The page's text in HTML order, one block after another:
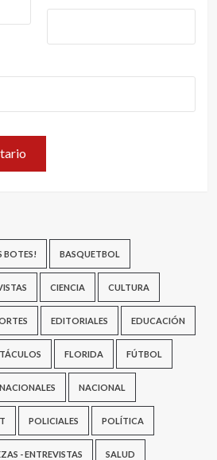
BOTES! BASQUETBOL
CIENCIA CULTURA
EDITORIALES EDUCACIÓN
FLORIDA FÚTBOL
NACIONAL
POLICIALES POLÍTICA
- ENTREVISTAS SALUD